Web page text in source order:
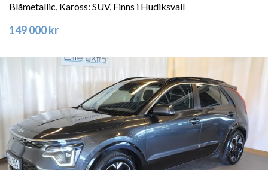
Blåmetallic, Kaross: SUV, Finns i Hudiksvall
149 000 kr